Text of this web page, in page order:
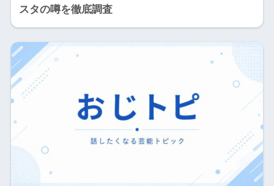
スタの噂を徹底調査